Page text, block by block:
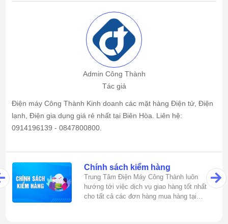
Admin Công Thành
Tác giả
Điện máy Công Thành Kinh doanh các mặt hàng Điện tử, Điện
lạnh, Điện gia dụng giá rẻ nhất tại Biên Hòa. Liên hệ:
0914196139 - 0847800800.
Chính sách kiểm hàng
Trung Tâm Điện Máy Công Thành luôn
hướng tới việc dịch vụ giao hàng tốt nhất
cho tất cả các đơn hàng mua hàng tại